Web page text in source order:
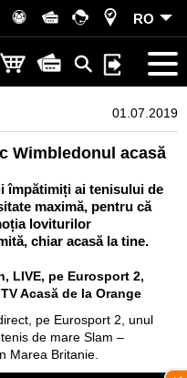
RO
01.07.2019
Wimbledonul acasă
împătimiți ai tenisului de
maximă, pentru că
loviturilor
chiar acasă la tine.
LIVE, pe Eurosport 2,
Acasă de la Orange
pe Eurosport 2, unul
de mare Slam –
Marea Britanie.